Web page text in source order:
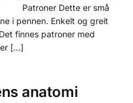
Patroner Dette er små
i pennen. Enkelt og greit
finnes patroner med
[…]
anatomi